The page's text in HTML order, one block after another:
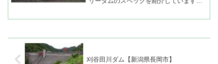
刈谷田川ダム【新潟県長岡市】